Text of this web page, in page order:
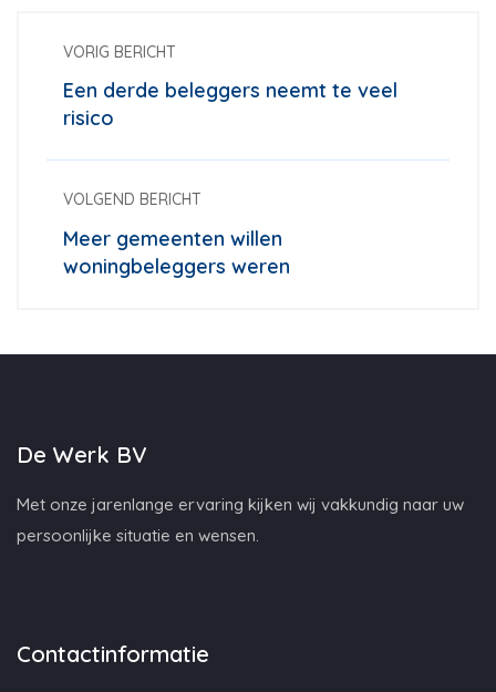
VORIG BERICHT
Een derde beleggers neemt te veel
risico
VOLGEND BERICHT
Meer gemeenten willen
woningbeleggers weren
De Werk BV
Met onze jarenlange ervaring kijken wij vakkundig naar uw
persoonlijke situatie en wensen.
Contactinformatie